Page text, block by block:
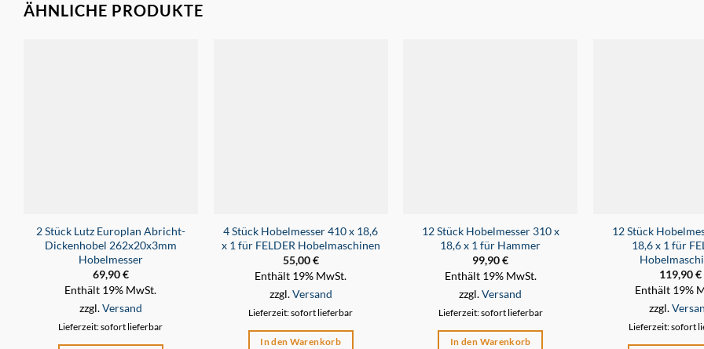
ÄHNLICHE PRODUKTE
2 Stück Lutz Europlan Abricht-
Dickenhobel 262x20x3mm
Hobelmesser
69,90€
Enthält 19% MwSt.
zzgl.Versand
Lieferzeit: sofort lieferbar
4 Stück Hobelmesser 410 x 18,6
x 1 für FELDER Hobelmaschinen
55,00€
Enthält 19% MwSt.
zzgl.Versand
Lieferzeit: sofort lieferbar
In den Warenkorb
12 Stück Hobelmesser 310 x
18,6 x 1 für Hammer
99,90€
Enthält 19% MwSt.
zzgl.Versand
Lieferzeit: sofort lieferbar
In den Warenkorb
12 Stück
18,6 x 1 für
119,90€
Enthält 19%
zzgl.
Lieferzeit: sofort